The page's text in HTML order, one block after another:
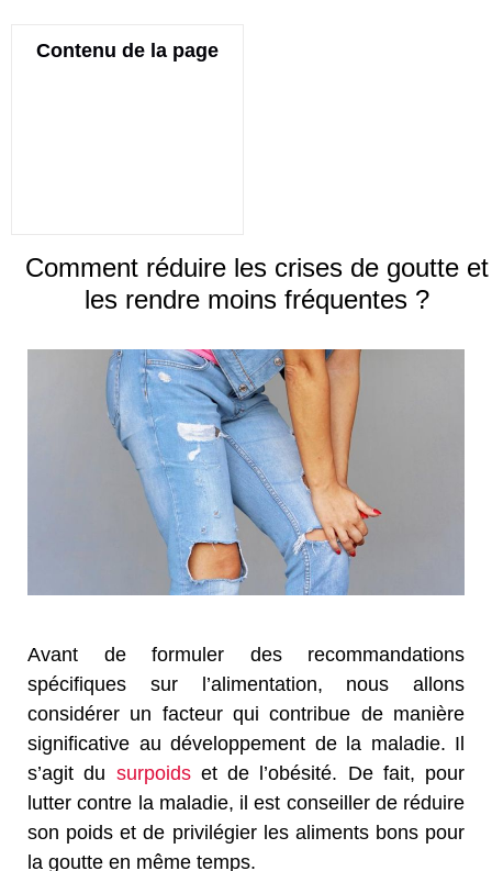
Contenu de la page
Comment réduire les crises de goutte et
les rendre moins fréquentes ?
Avant de formuler des recommandations
spécifiques sur l’alimentation, nous allons
considérer un facteur qui contribue de manière
significative au développement de la maladie. Il
s’agit du surpoidset de l’obésité. De fait, pour
lutter contre la maladie, il est conseiller de réduire
son poids et de privilégier les aliments bons pour
la goutte en même temps.